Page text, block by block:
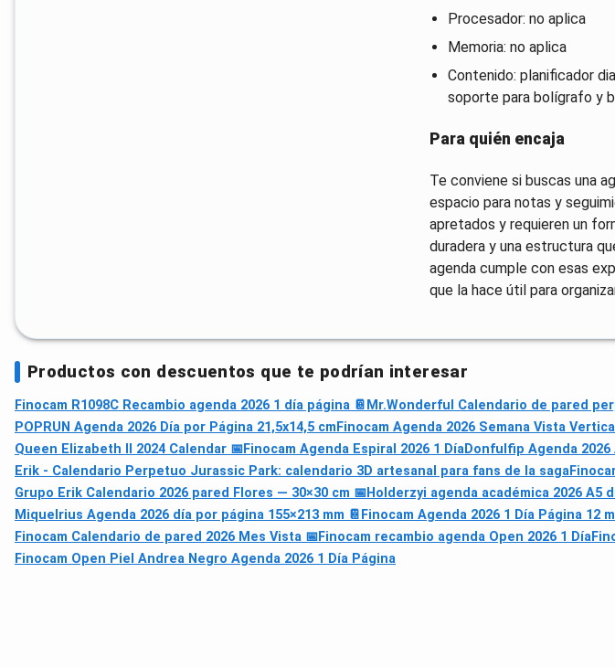
Procesador: no aplica
Memoria: no aplica
Contenido: planificador
soporte para bolígrafo y
Para quién encaja
Te conviene si buscas una
espacio para notas y
apretados y requieren un
duradera y una estructura
agenda cumple con esas
que la hace útil para
Productos con descuentos que te podrían interesar
Finocam R1098C Recambio agenda 2026 1 día página 📔 Mr.Wonderful Calendario de pared
POPRUN Agenda 2026 Día por Página 21,5x14,5 cm Finocam Agenda 2026 Semana Vista Vertical
Queen Elizabeth II 2024 Calendar 📅Finocam Agenda Espiral 2026 1 DíaDonfulfip Agenda
Erik - Calendario Perpetuo Jurassic Park: calendario 3D artesanal para fans de la saga
Grupo Erik Calendario 2026 pared Flores — 30×30 cm 📅Holderzyi agenda académica 2026 A5
Miquelrius Agenda 2026 día por página 155×213 mm 📔 Finocam Agenda 2026 1 Día Página 12
Finocam Calendario de pared 2026 Mes Vista 📅Finocam recambio agenda Open 2026 1 Día
Finocam Open Piel Andrea Negro Agenda 2026 1 Día Página